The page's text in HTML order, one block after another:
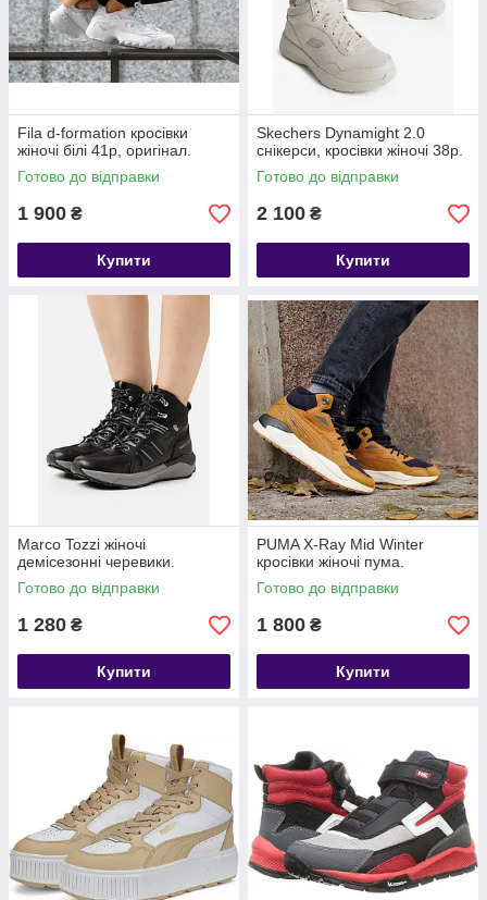
Fila d-formation кросівки
жіночі білі 41р, оригінал.
Готово до відправки
1 900 ₴
Купити
Skechers Dynamight 2.0
снікерси, кросівки жіночі 38р.
Готово до відправки
2 100 ₴
Купити
Marco Tozzi жіночі
демісезонні черевики.
Готово до відправки
1 280 ₴
Купити
PUMA X-Ray Mid Winter
кросівки жіночі пума.
Готово до відправки
1 800 ₴
Купити